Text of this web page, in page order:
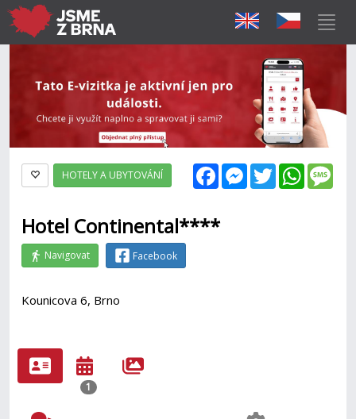
FacebookMessenger
Twitter
HOTELY A UBYTOVÁNÍ
Hotel Continental****
Navigovat Facebook
Kounicova 6, Brno
1